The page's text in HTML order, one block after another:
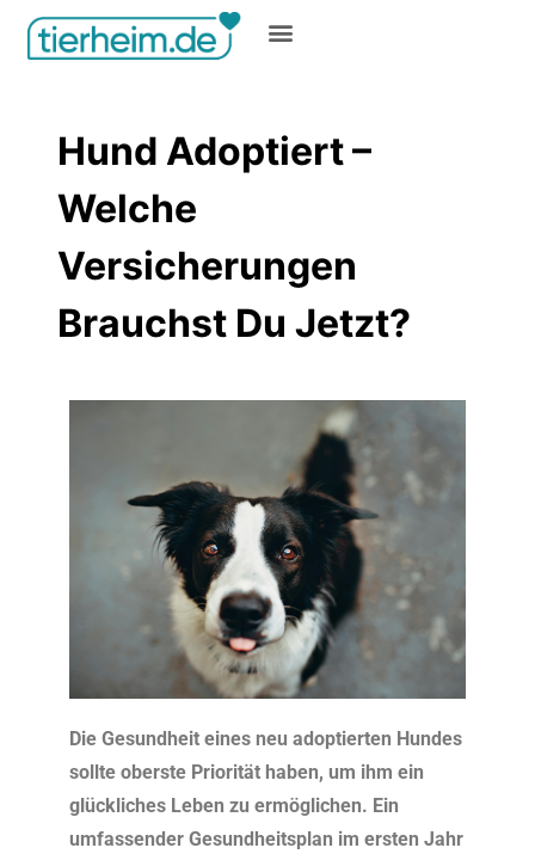
Hund Adoptiert –
Welche
Versicherungen
Brauchst Du Jetzt?
Die Gesundheit eines neu adoptierten Hundes
sollte oberste Priorität haben, um ihm ein
glückliches Leben zu ermöglichen. Ein
umfassender Gesundheitsplan im ersten Jahr